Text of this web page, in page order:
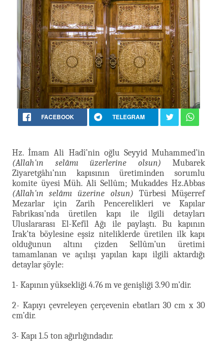
FACEBOOK TELEGRAM
Hz. İmam Ali Hadî’nin oğlu Seyyid Muhammed’in
(Allah'ın selâmı üzerlerine olsun) Mubarek
Ziyaretgâhı’nın kapısının üretiminden sorumlu
komite üyesi Müh. Ali Sellûm; Mukaddes Hz.Abbas
(Allah'ın selâmı üzerine olsun) Türbesi Müşerref
Mezarlar için Zarih Pencerelikleri ve Kapılar
Fabrikası’nda üretilen kapı ile ilgili detayları
Uluslararası El-Kefîl Ağı ile paylaştı. Bu kapının
Irak’ta böylesine eşsiz niteliklerde üretilen ilk kapı
olduğunun altını çizden Sellûm’un üretimi
tamamlanan ve açılışı yapılan kapı ilgili aktardığı
detaylar şöyle:
1- Kapının yüksekliği 4.76 m ve genişliği 3.90 m’dir.
2- Kapıyı çevreleyen çerçevenin ebatları 30 cm x 30
cm’dir.
3- Kapı 1.5 ton ağırlığındadır.